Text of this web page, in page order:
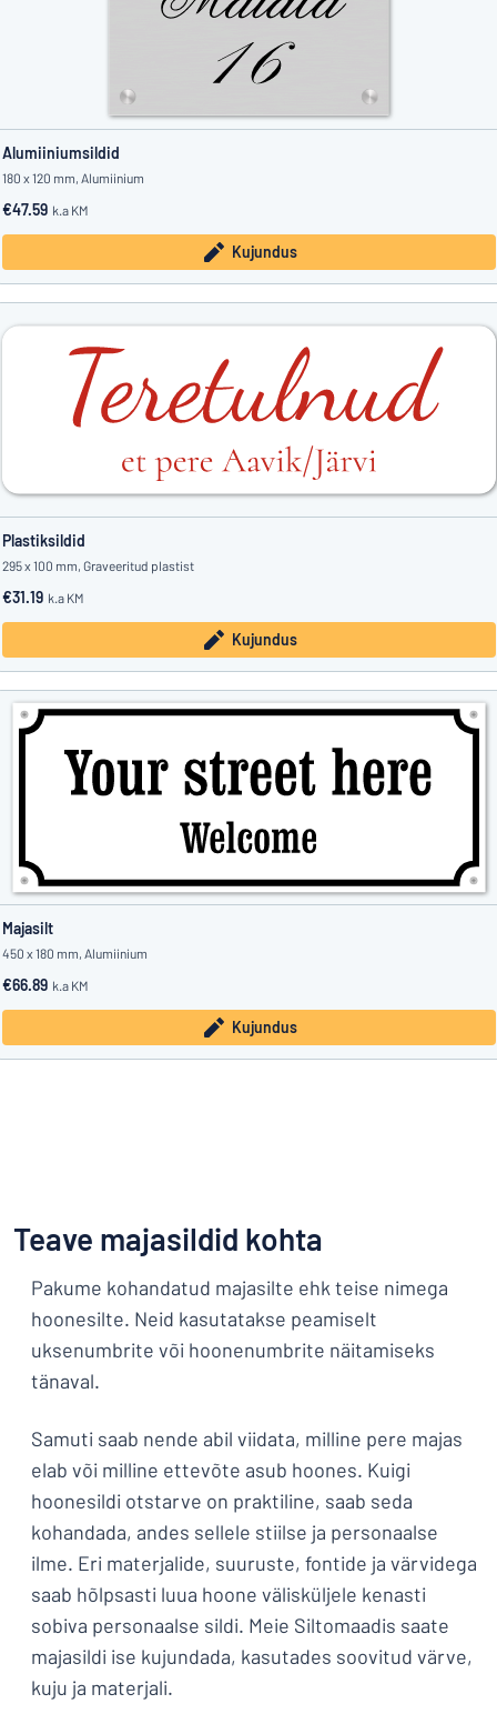
Alumiiniumsildid
180 x 120 mm, Alumiinium
€47.59 k.a KM
Kujundus
Plastiksildid
295 x 100 mm, Graveeritud plastist
€31.19 k.a KM
Kujundus
Majasilt
450 x 180 mm, Alumiinium
€66.89 k.a KM
Kujundus
Teave majasildid kohta
Pakume kohandatud majasilte ehk teise nimega
hoonesilte. Neid kasutatakse peamiselt
uksenumbrite või hoonenumbrite näitamiseks
tänaval.
Samuti saab nende abil viidata, milline pere majas
elab või milline ettevõte asub hoones. Kuigi
hoonesildi otstarve on praktiline, saab seda
kohandada, andes sellele stiilse ja personaalse
ilme. Eri materjalide, suuruste, fontide ja värvidega
saab hõlpsasti luua hoone välisküljele kenasti
sobiva personaalse sildi. Meie Siltomaadis saate
majasildi ise kujundada, kasutades soovitud värve,
kuju ja materjali.